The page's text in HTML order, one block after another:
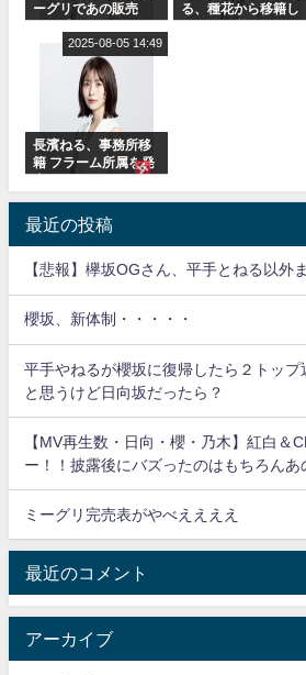
ーグリであの販売
Break』オフィシャ
ルグッズ解禁
る、種花から移籍し
長濱ねる、事務所移
籍 フラーム所属を発
2025-08-05 14:49
最近の投稿
【悲報】欅坂OGさん、平手とねる以外
櫻坂、新体制・・・・・
平手やねるが櫻坂に復帰したら２トッ
と思うけど日向坂だったら？
【MV再生数・日向・櫻・乃木】紅白＆
ー！！披露後にバズったのはもちろんあ
ミーグリ完売表がやべええええ
最近のコメント
アーカイブ